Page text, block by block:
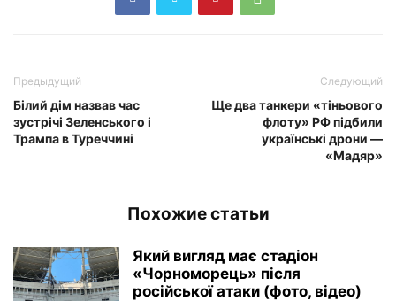
Предыдущий
Білий дім назвав час
зустрічі Зеленського і
Трампа в Туреччині
Следующий
Ще два танкери «тіньового
флоту» РФ підбили
українські дрони —
«Мадяр»
Похожие статьи
Який вигляд має стадіон
«Чорноморець» після
російської атаки (фото, відео)